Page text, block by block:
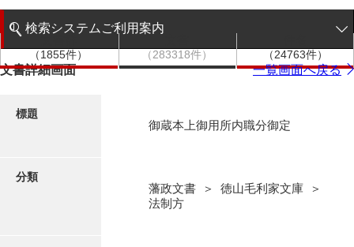
階層検索
写真・絵はがき
検索システムご利用案内
検索システムの利用について
（1855件）
（283318件）
（24763件）
文書詳細画面 一覧画面へ戻る
標題
御蔵本上御用所内職分御定
分類
藩政文書 ＞ 徳山毛利家文庫 ＞
法制方